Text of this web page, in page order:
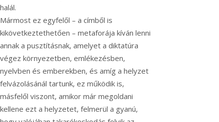
halál.
Mármost ez egyfelől – a címből is
kikövetkeztethetően – metaforája kíván lenni
annak a pusztításnak, amelyet a diktatúra
végez környezetben, emlékezésben,
nyelvben és emberekben, és amíg a helyzet
felvázolásánál tartunk, ez működik is,
másfelől viszont, amikor már megoldani
kellene ezt a helyzetet, felmerül a gyanú,